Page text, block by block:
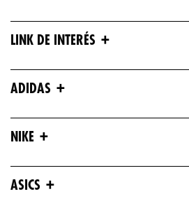
LINK DE INTERÉS +
ADIDAS +
NIKE +
ASICS +